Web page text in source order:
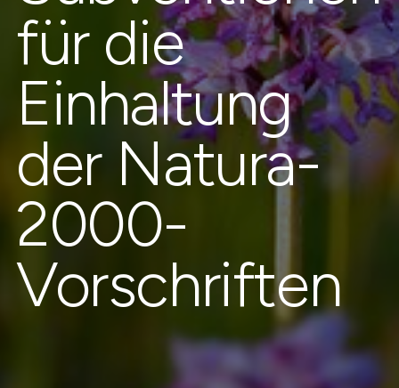
für die
Einhaltung
der Natura-
2000-
Vorschriften